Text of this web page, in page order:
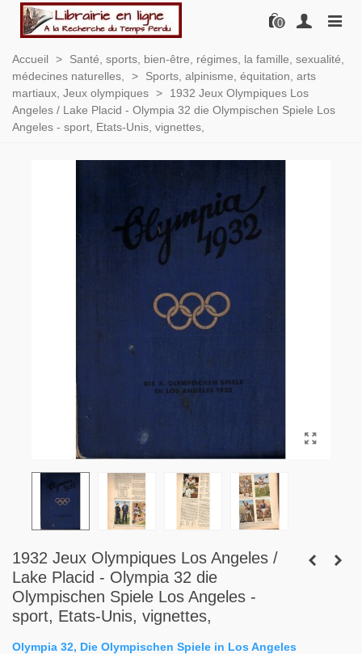
0
Accueil >
Santé, sports, bien-être, régimes, la famille, sexualité,
médecines naturelles,
>
Sports, alpinisme, équitation, arts
martiaux, Jeux olympiques >
1932 Jeux Olympiques Los
Angeles / Lake Placid - Olympia 32 die Olympischen Spiele Los
Angeles - sport, Etats-Unis, vignettes,
1932 Jeux Olympiques Los Angeles /
Lake Placid - Olympia 32 die
Olympischen Spiele Los Angeles -
sport, Etats-Unis, vignettes,
Olympia 32, Die Olympischen Spiele in Los Angeles